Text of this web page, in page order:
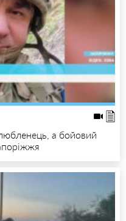
а бойовий